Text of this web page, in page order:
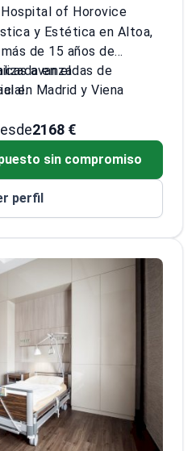
of Horovice
y Estética en Altoa,
de 15 años de
en el
avanzadas de
en Madrid y Viena
faciales
no quirúrgicos
2168 €
sin compromiso
perfil